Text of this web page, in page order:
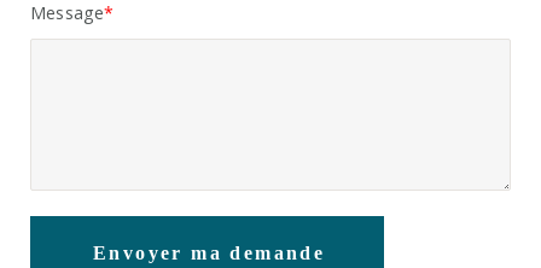
Message
Envoyer ma demande